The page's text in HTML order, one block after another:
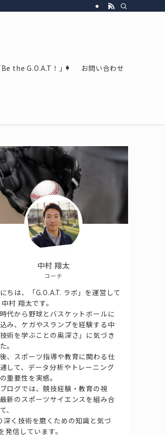
the G.O.A.T！」? お問い合わせ
中村 翔太
コーチ
ちは、「G.O.A.T. ラボ」を運営して
村 翔太です。
代から野球とバスケットボールに
み、ケガやスランプを経験する中
術を学ぶことの奥深さ」に気づき
。
、スポーツ指導や教育に関わる仕
して、データ分析やトレーニング
重要性を実感。
ログでは、競技経験・教育の視
新のスポーツサイエンスを組み合
、
深く技術を磨くための知識と気づ
発信しています。